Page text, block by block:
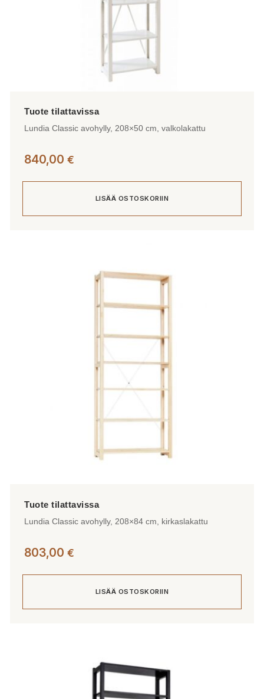
Lundia Classic avohylly, 208×50 cm, valkolakattu
840,00 €
LISÄÄ OSTOSKORIIN
Lundia Classic avohylly, 208×84 cm, kirkaslakattu
803,00 €
LISÄÄ OSTOSKORIIN